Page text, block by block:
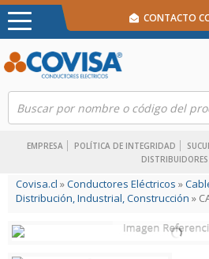
EMPRESA POLÍTICA DE INTEGRIDAD
DISTRIBUIDORES
CONTACTO
Covisa.cl »Conductores Eléctricos »
Distribución, Industrial, Construcción »